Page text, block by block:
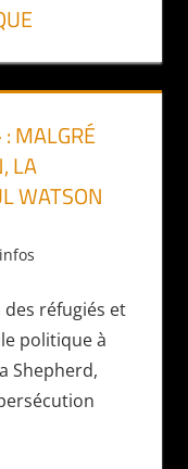
: MALGRÉ
LA
WATSON
des réfugiés et
politique à
Shepherd,